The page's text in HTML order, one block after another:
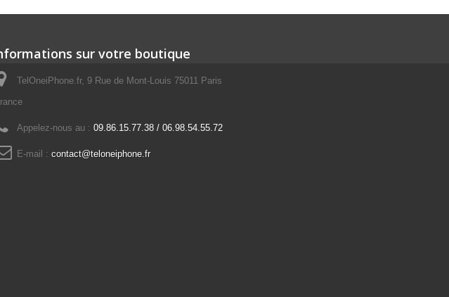
sur votre boutique
TelOneiPhone.fr, 9 Rue de Mont-Louis 75011 Paris
Appelez-nous au : 09.86.15.77.38 / 06.98.54.55.72
E-mail : contact@teloneiphone.fr